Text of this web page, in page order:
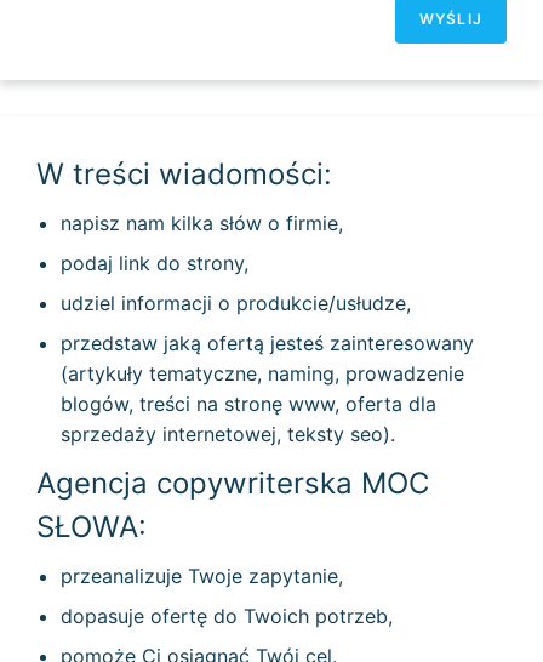
W treści wiadomości:
napisz nam kilka słów o firmie,
podaj link do strony,
udziel informacji o produkcie/usłudze,
przedstaw jaką ofertą jesteś zainteresowany
(artykuły tematyczne, naming, prowadzenie
blogów, treści na stronę www, oferta dla
sprzedaży internetowej, teksty seo).
Agencja copywriterska MOC
SŁOWA:
przeanalizuje Twoje zapytanie,
dopasuje ofertę do Twoich potrzeb,
pomoże Ci osiągnąć Twój cel.